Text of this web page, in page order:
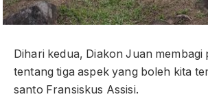
Dihari kedua, Diakon Juan membagi
tentang tiga aspek yang boleh kita
santo Fransiskus Assisi.